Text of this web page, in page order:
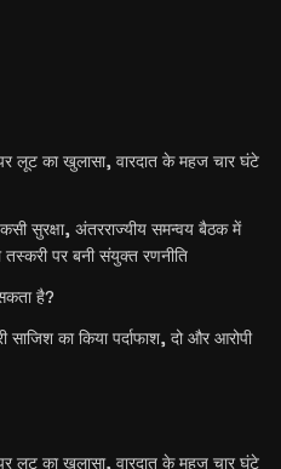
लूट का खुलासा, वारदात के महज चार घंटे
सुरक्षा, अंतरराज्यीय समन्वय बैठक में
पर बनी संयुक्त रणनीति
है?
का किया पर्दाफाश, दो और आरोपी
लूट का खुलासा, वारदात के महज चार घंटे